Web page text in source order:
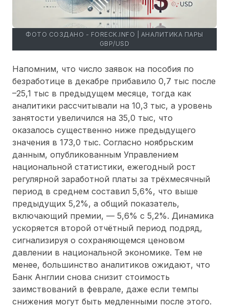
ФОТО СОЗДАНО - FORECK.INFO | АНАЛИТИКА ПАРЫ
GBP/USD
Напомним, что число заявок на пособия по
безработице в декабре прибавило 0,7 тыс после
–25,1 тыс в предыдущем месяце, тогда как
аналитики рассчитывали на 10,3 тыс, а уровень
занятости увеличился на 35,0 тыс, что
оказалось существенно ниже предыдущего
значения в 173,0 тыс. Согласно ноябрьским
данным, опубликованным Управлением
национальной статистики, ежегодный рост
регулярной заработной платы за трёхмесячный
период в среднем составил 5,6%, что выше
предыдущих 5,2%, а общий показатель,
включающий премии, — 5,6% с 5,2%. Динамика
ускоряется второй отчётный период подряд,
сигнализируя о сохраняющемся ценовом
давлении в национальной экономике. Тем не
менее, большинство аналитиков ожидают, что
Банк Англии снова снизит стоимость
заимствований в феврале, даже если темпы
снижения могут быть медленными после этого.